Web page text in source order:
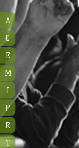
A
C
E
M
J
P
R
T